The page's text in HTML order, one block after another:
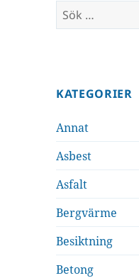
Sök
efter:
KATEGORIER
Annat
Asbest
Asfalt
Bergvärme
Besiktning
Betong